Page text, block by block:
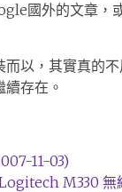
國外的文章，
以，其實真的
存在。
11-03)
M330